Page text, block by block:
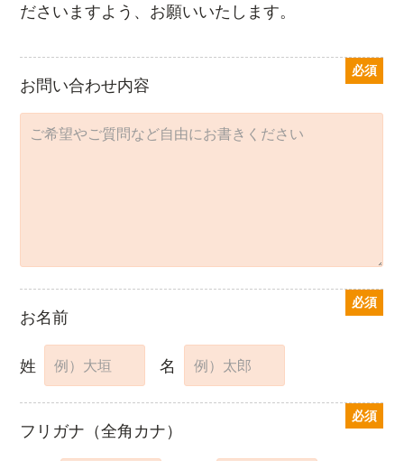
ださいますよう、お願いいたします。
お問い合わせ内容
必須
お名前
必須
姓 名
フリガナ （全角カナ）
必須